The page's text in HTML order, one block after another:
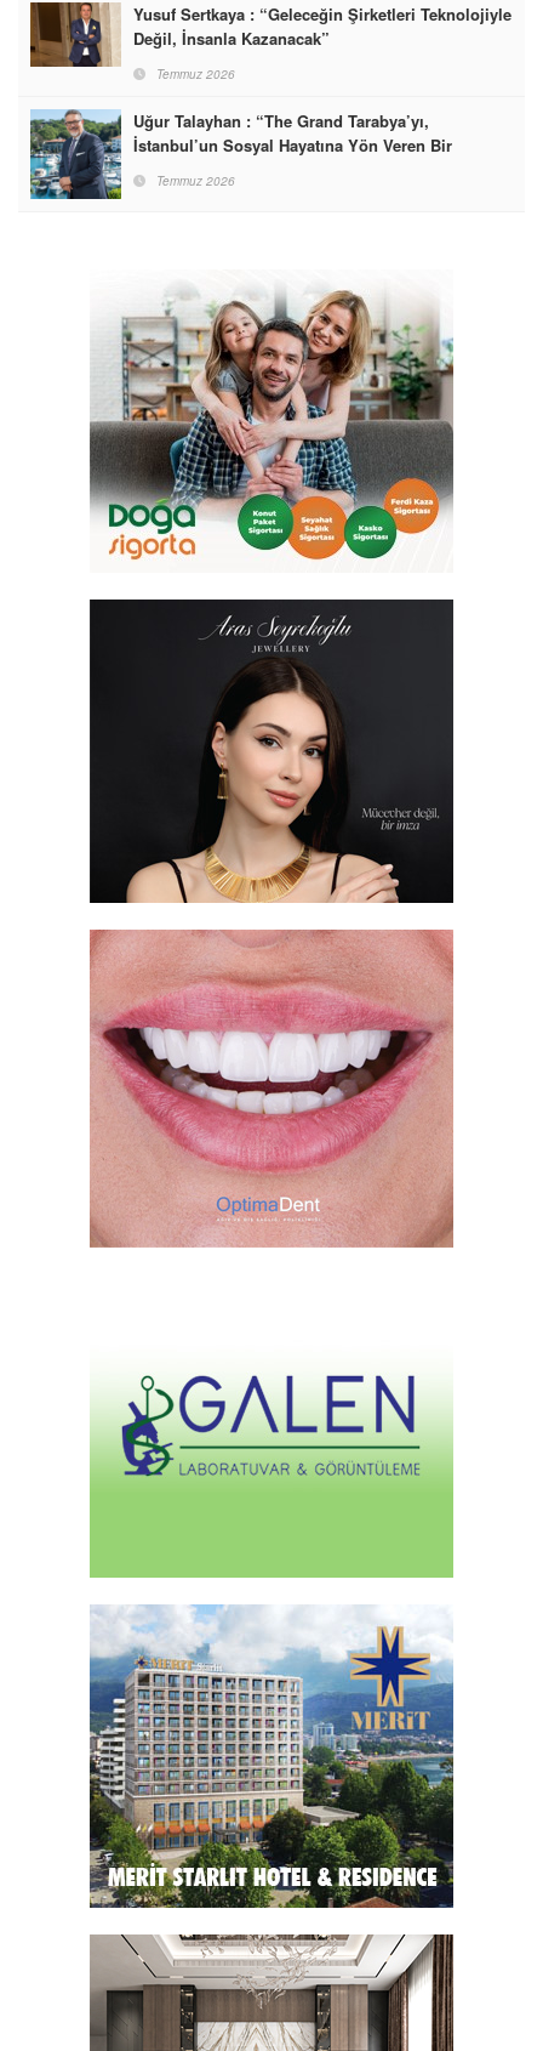
Yusuf Sertkaya : “Geleceğin Şirketleri Teknolojiyle
Değil, İnsanla Kazanacak”
Temmuz 2026
Uğur Talayhan : “The Grand Tarabya’yı,
İstanbul’un Sosyal Hayatına Yön Veren Bir
Destinasyon Haline Getirmeyi Hedefliyorum”
Temmuz 2026